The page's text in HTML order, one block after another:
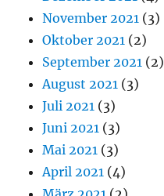
November 2021 (3)
Oktober 2021 (2)
September 2021 (2)
August 2021 (3)
Juli 2021 (3)
Juni 2021 (3)
Mai 2021 (3)
April 2021 (4)